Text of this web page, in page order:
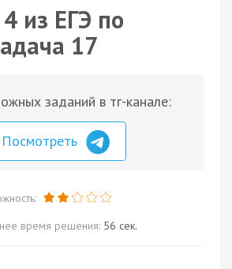
из ЕГЭ по
17
заданий в тг-канале:
Посмотреть
время решения: 56 сек.